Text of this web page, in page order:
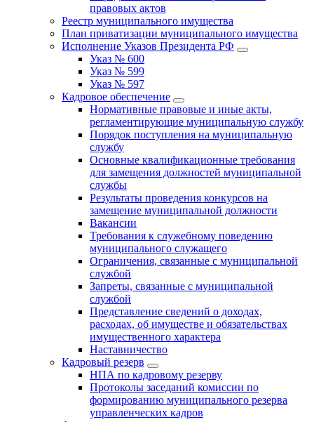
правовых актов
Реестр муниципального имущества
План приватизации муниципального имущества
Исполнение Указов Президента РФ
Указ № 600
Указ № 599
Указ № 597
Кадровое обеспечение
Нормативные правовые и иные акты,
регламентирующие муниципальную службу
Порядок поступления на муниципальную
службу
Основные квалификационные требования
для замещения должностей муниципальной
службы
Результаты проведения конкурсов на
замещение муниципальной должности
Вакансии
Требования к служебному поведению
муниципального служащего
Ограничения, связанные с муниципальной
службой
Запреты, связанные с муниципальной
службой
Представление сведений о доходах,
расходах, об имуществе и обязательствах
имущественного характера
Наставничество
Кадровый резерв
НПА по кадровому резерву
Протоколы заседаний комиссии по
формированию муниципального резерва
управленческих кадров